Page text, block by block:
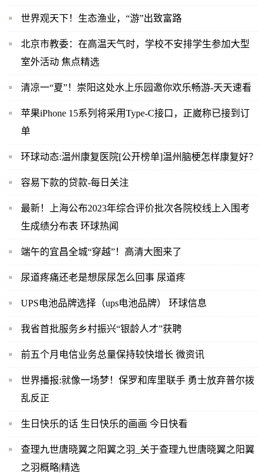
世界观天下！生态渔业，“游”出致富路
北京市教委：在高温天气时，学校不安排学生参加大型
室外活动 焦点精选
清凉一“夏”！崇阳这处水上乐园邀你欢乐畅游-天天速看
苹果iPhone 15系列将采用Type-C接口，正崴称已接到订
单
环球动态:温州康复医院[公开榜单]温州脑梗怎样康复好？
容易下款的贷款-每日关注
最新！上海公布2023年综合评价批次各院校线上入围考
生成绩分布表 环球热闻
端午的宜昌全城“穿越”！高清大图来了
尿道疼痛还老是想尿尿怎么回事 尿道疼
UPS电池品牌选择（ups电池品牌） 环球信息
我省首批服务乡村振兴“银龄人才”获聘
前五个月电信业务总量保持较快增长 微资讯
世界播报:就像一场梦！保罗和库里联手 勇士放弃普尔拨
乱反正
生日快乐的话 生日快乐的画画 今日快看
查理九世唐晓翼之阳翼之羽_关于查理九世唐晓翼之阳翼
之羽概略|精选